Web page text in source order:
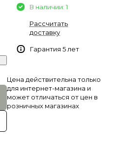
В наличии: 1
Рассчитать
доставку
Гарантия 5 лет
Цена действительна только
для интернет-магазина и
может отличаться от цен в
розничных магазинах